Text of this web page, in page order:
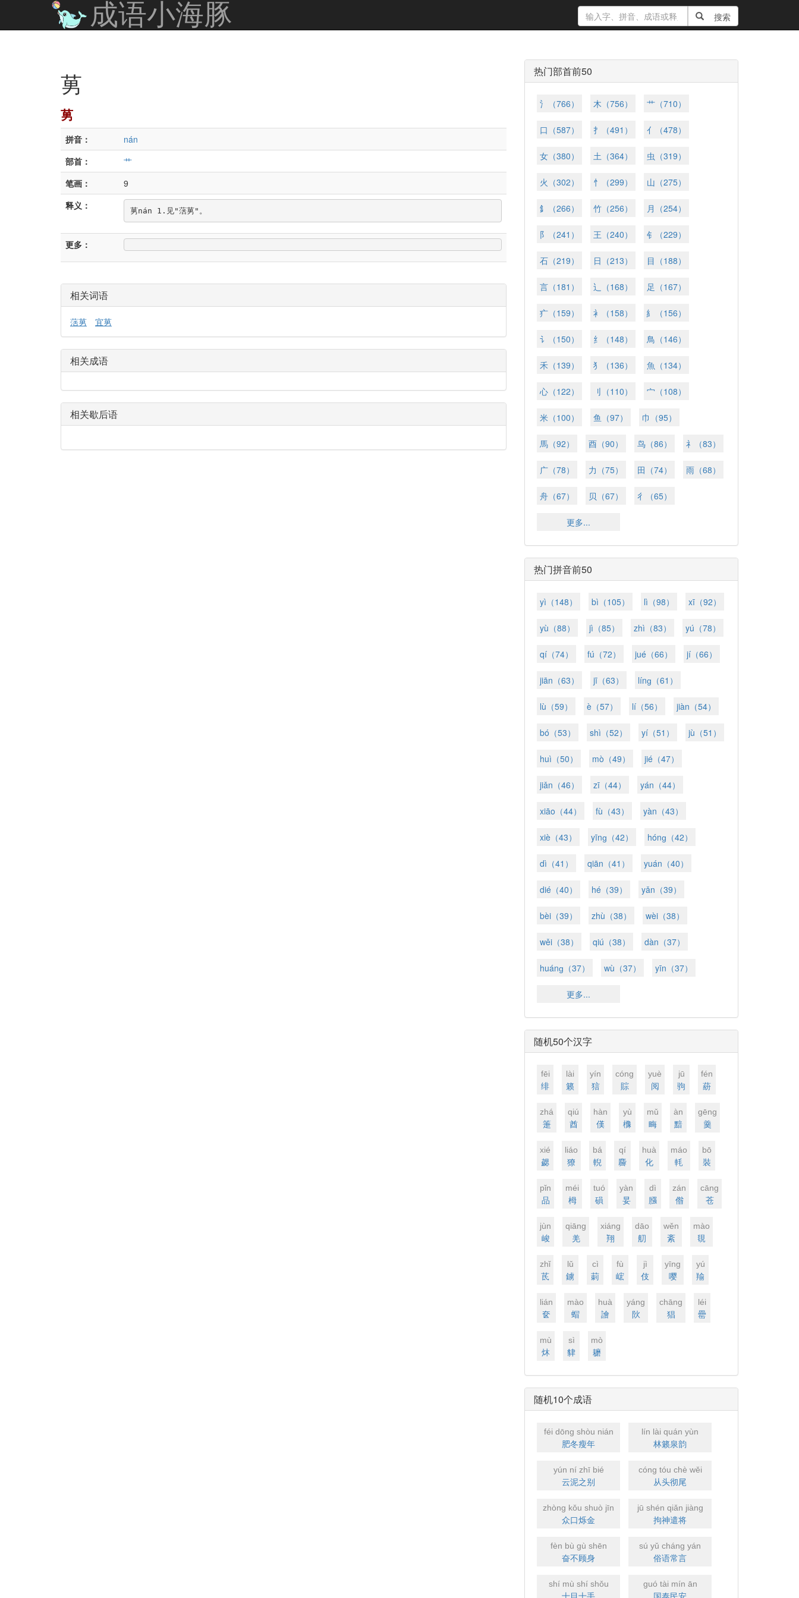
成语小海豚 搜索
莮
莮
拼音：
nán
部首：
艹
笔画：
9
释义：
莮nán 1.见"萿莮"。
更多：
相关词语
萿莮 宜莮
相关成语
相关歇后语
热门部首前50
氵（766） 木（756） 艹（710）
口（587） 扌（491） 亻（478）
女（380） 土（364） 虫（319）
火（302） 忄（299） 山（275）
釒（266） 竹（256） 月（254）
阝（241） 王（240） 钅（229）
石（219） 日（213） 目（188）
言（181） 辶（168） 足（167）
疒（159） 衤（158） 糹（156）
讠（150） 纟（148） 鳥（146）
禾（139） 犭（136） 魚（134）
心（122） 刂（110） 宀（108）
米（100） 鱼（97） 巾（95）
馬（92） 酉（90） 鸟（86） 礻（83）
广（78） 力（75） 田（74） 雨（68）
舟（67） 贝（67） 彳（65）
更多...
热门拼音前50
yì（148） bì（105） lì（98） xī（92）
yù（88） jì（85） zhì（83） yú（78）
qí（74） fú（72） jué（66） jí（66）
jiān（63） jī（63） línɡ（61）
lù（59） è（57） lí（56） jiàn（54）
bó（53） shì（52） yí（51） jù（51）
huì（50） mò（49） jié（47）
jiǎn（46） zī（44） yán（44）
xiāo（44） fù（43） yàn（43）
xiè（43） yīnɡ（42） hónɡ（42）
dì（41） qiān（41） yuán（40）
dié（40） hé（39） yǎn（39）
bèi（39） zhù（38） wèi（38）
wěi（38） qiú（38） dàn（37）
huánɡ（37） wù（37） yīn（37）
更多...
随机50个汉字
fēi
绯
lài
籁
yín
狺
cónɡ
賩
yuè
阅
jū
驹
fén
蒶
zhá
箑
qiú
酋
hàn
傼
yù
櫲
mǔ
畮
àn
黯
ɡēnɡ
羹
xié
勰
liáo
獠
bá
輗
qí
麡
huà
化
máo
軞
bō
裝
pǐn
品
méi
栂
tuó
磒
yàn
妟
dì
膙
zán
偺
cānɡ
苍
jùn
峻
qiānɡ
羌
xiánɡ
翔
dāo
舠
wěn
紊
mào
覒
zhǐ
茋
lǔ
鐪
cì
莿
fù
峵
jì
伎
yīnɡ
嘤
yú
羭
lián
奁
mào
蝐
huà
譮
yánɡ
阦
chānɡ
猖
léi
罍
mù
炑
sì
貄
mò
耱
随机10个成语
féi dōng shòu nián
肥冬瘦年
lín lài quán yùn
林籁泉韵
yún ní zhī bié
云泥之别
cóng tóu chè wěi
从头彻尾
zhòng kǒu shuò jīn
众口烁金
jū shén qiǎn jiàng
拘神遣将
fèn bù gù shēn
奋不顾身
sú yǔ cháng yán
俗语常言
shí mù shí shǒu
十目十手
guó tài mín ān
国泰民安